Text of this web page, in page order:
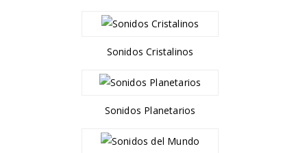
Sonidos Cristalinos
Sonidos Planetarios